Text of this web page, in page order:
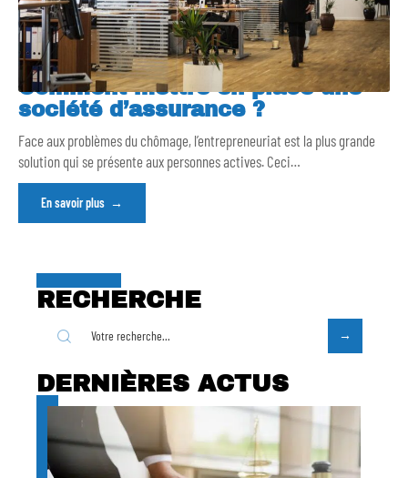
Comment mettre en place une
société d’assurance ?
Face aux problèmes du chômage, l’entrepreneuriat est la plus grande
solution qui se présente aux personnes actives. Ceci…
En savoir plus
RECHERCHE
DERNIÈRES ACTUS